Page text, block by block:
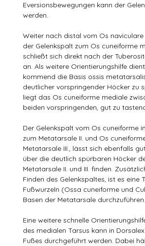
Eversionsbewegungen kann der
werden.
Weiter nach distal vom Os
der Gelenkspalt zum Os cuneiforme
schließt sich direkt nach der
an. Als weitere Orientierungshilfe
kommend die Basis ossis
deutlicher vorspringender Höcker zu
liegt das Os cuneiforme mediale
beiden vorspringenden, gut zu
Der Gelenkspalt vom Os cuneiforme
zum Metatarsale II. und Os
Metatarsale III., lässt sich ebenfalls
über die deutlich spürbaren Höcker
Metatarsale II. und III. finden.
Finden des Gelenkspaltes, ist es eine
Fußwurzeln (Ossa cuneiforme und
Basen der Metatarsale durchzuführen.
Eine weitere schnelle
des medialen Tarsus kann in
Fußes durchgeführt werden. Dabei